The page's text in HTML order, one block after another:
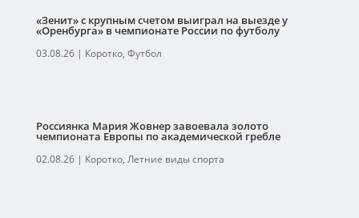
«Зенит» с крупным счетом выиграл на выезде у
«Оренбурга» в чемпионате России по футболу
03.08.26| Коротко, Футбол
Россиянка Мария Жовнер завоевала золото
чемпионата Европы по академической гребле
02.08.26| Коротко, Летние виды спорта